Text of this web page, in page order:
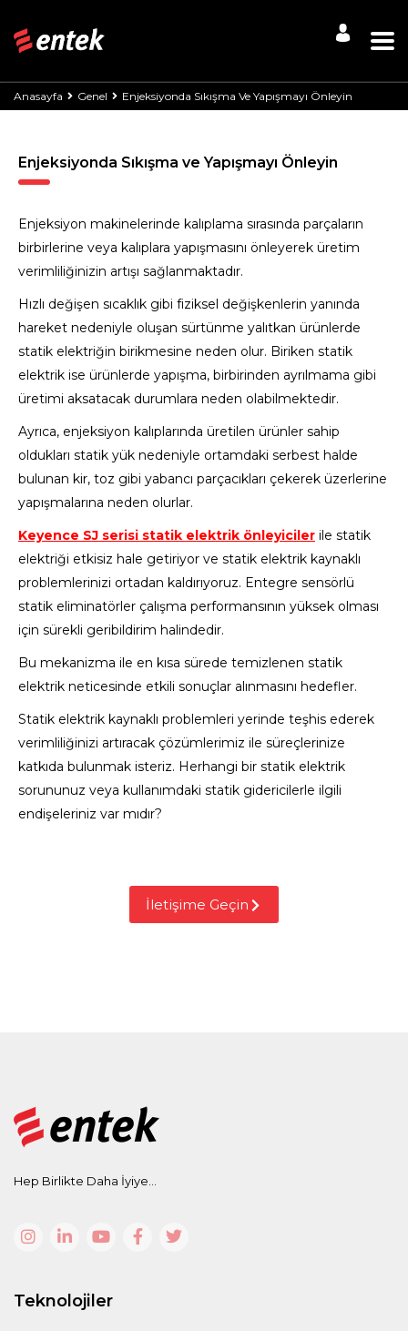
Anasayfa Genel Enjeksiyonda Sıkışma Ve Yapışmayı Önleyin
Enjeksiyonda Sıkışma ve Yapışmayı Önleyin
Enjeksiyon makinelerinde kalıplama sırasında parçaların
birbirlerine veya kalıplara yapışmasını önleyerek üretim
verimliliğinizin artışı sağlanmaktadır.
Hızlı değişen sıcaklık gibi fiziksel değişkenlerin yanında
hareket nedeniyle oluşan sürtünme yalıtkan ürünlerde
statik elektriğin birikmesine neden olur. Biriken statik
elektrik ise ürünlerde yapışma, birbirinden ayrılmama gibi
üretimi aksatacak durumlara neden olabilmektedir.
Ayrıca, enjeksiyon kalıplarında üretilen ürünler sahip
oldukları statik yük nedeniyle ortamdaki serbest halde
bulunan kir, toz gibi yabancı parçacıkları çekerek üzerlerine
yapışmalarına neden olurlar.
Keyence SJ serisi statik elektrik önleyiciler ile statik
elektriği etkisiz hale getiriyor ve statik elektrik kaynaklı
problemlerinizi ortadan kaldırıyoruz. Entegre sensörlü
statik eliminatörler çalışma performansının yüksek olması
için sürekli geribildirim halindedir.
Bu mekanizma ile en kısa sürede temizlenen statik
elektrik neticesinde etkili sonuçlar alınmasını hedefler.
Statik elektrik kaynaklı problemleri yerinde teşhis ederek
verimliliğinizi artıracak çözümlerimiz ile süreçlerinize
katkıda bulunmak isteriz. Herhangi bir statik elektrik
sorununuz veya kullanımdaki statik gidericilerle ilgili
endişeleriniz var mıdır?
İletişime Geçin
Hep Birlikte Daha İyiye...
Teknolojiler